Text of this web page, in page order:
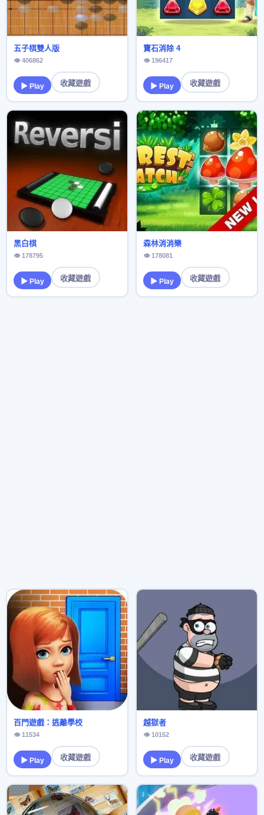
五子棋雙人版
👁 406862
▶ Play 收藏遊戲
寶石消除 4
👁 196417
▶ Play 收藏遊戲
黑白棋
👁 178795
▶ Play 收藏遊戲
森林消消樂
👁 178081
▶ Play 收藏遊戲
百門遊戲：逃離學校
👁 11534
▶ Play 收藏遊戲
越獄者
👁 10152
▶ Play 收藏遊戲